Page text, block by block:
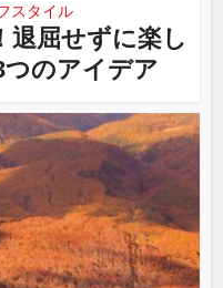
スタイル
退屈せずに楽し
つのアイデア